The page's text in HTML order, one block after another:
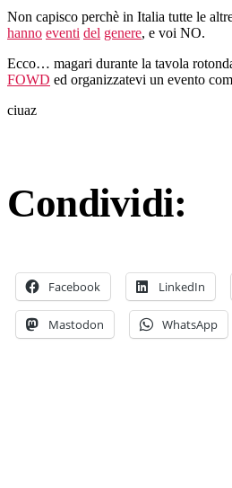
Non capisco perchè in Italia tutte le
hanno eventi del genere, e voi NO.
Ecco… magari durante la tavola
FOWD ed organizzatevi un evento
ciuaz
Condividi:
Facebook LinkedIn
Mastodon WhatsApp